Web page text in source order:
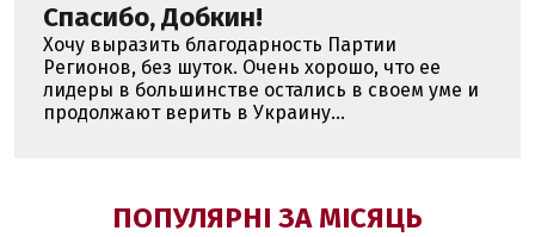
Спасибо, Добкин!
Хочу выразить благодарность Партии
Регионов, без шуток. Очень хорошо, что ее
лидеры в большинстве остались в своем уме и
продолжают верить в Украину...
ПОПУЛЯРНІ ЗА МІСЯЦЬ